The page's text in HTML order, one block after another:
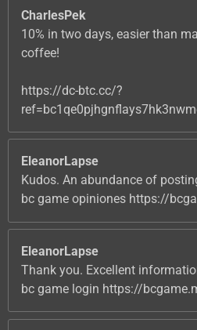
CharlesPek
10% in two days, easier than
coffee!
https://dc-btc.cc/?
EleanorLapse
Kudos. An abundance of
bc game opiniones https://
EleanorLapse
Thank you. Excellent
bc game login https://